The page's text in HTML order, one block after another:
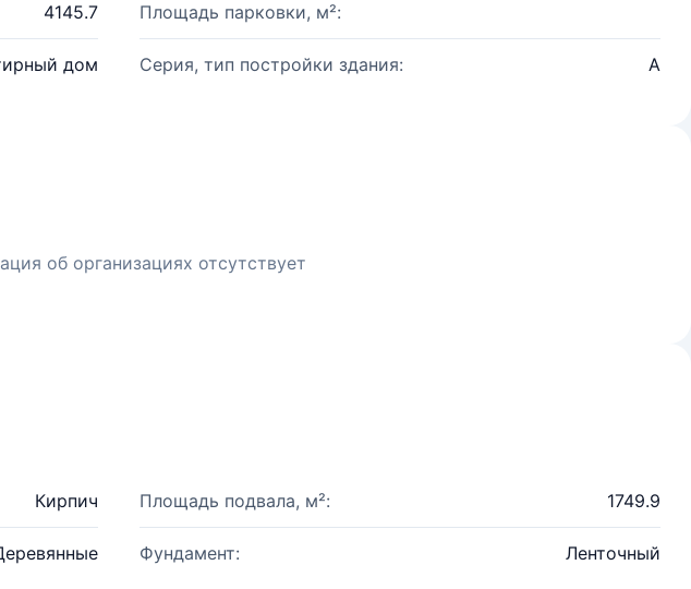
4145.7 Площадь парковки, м²:
дом Серия, тип постройки здания: А
об организациях отсутствует
Кирпич Площадь подвала, м²: 1749.9
Фундамент: Ленточный